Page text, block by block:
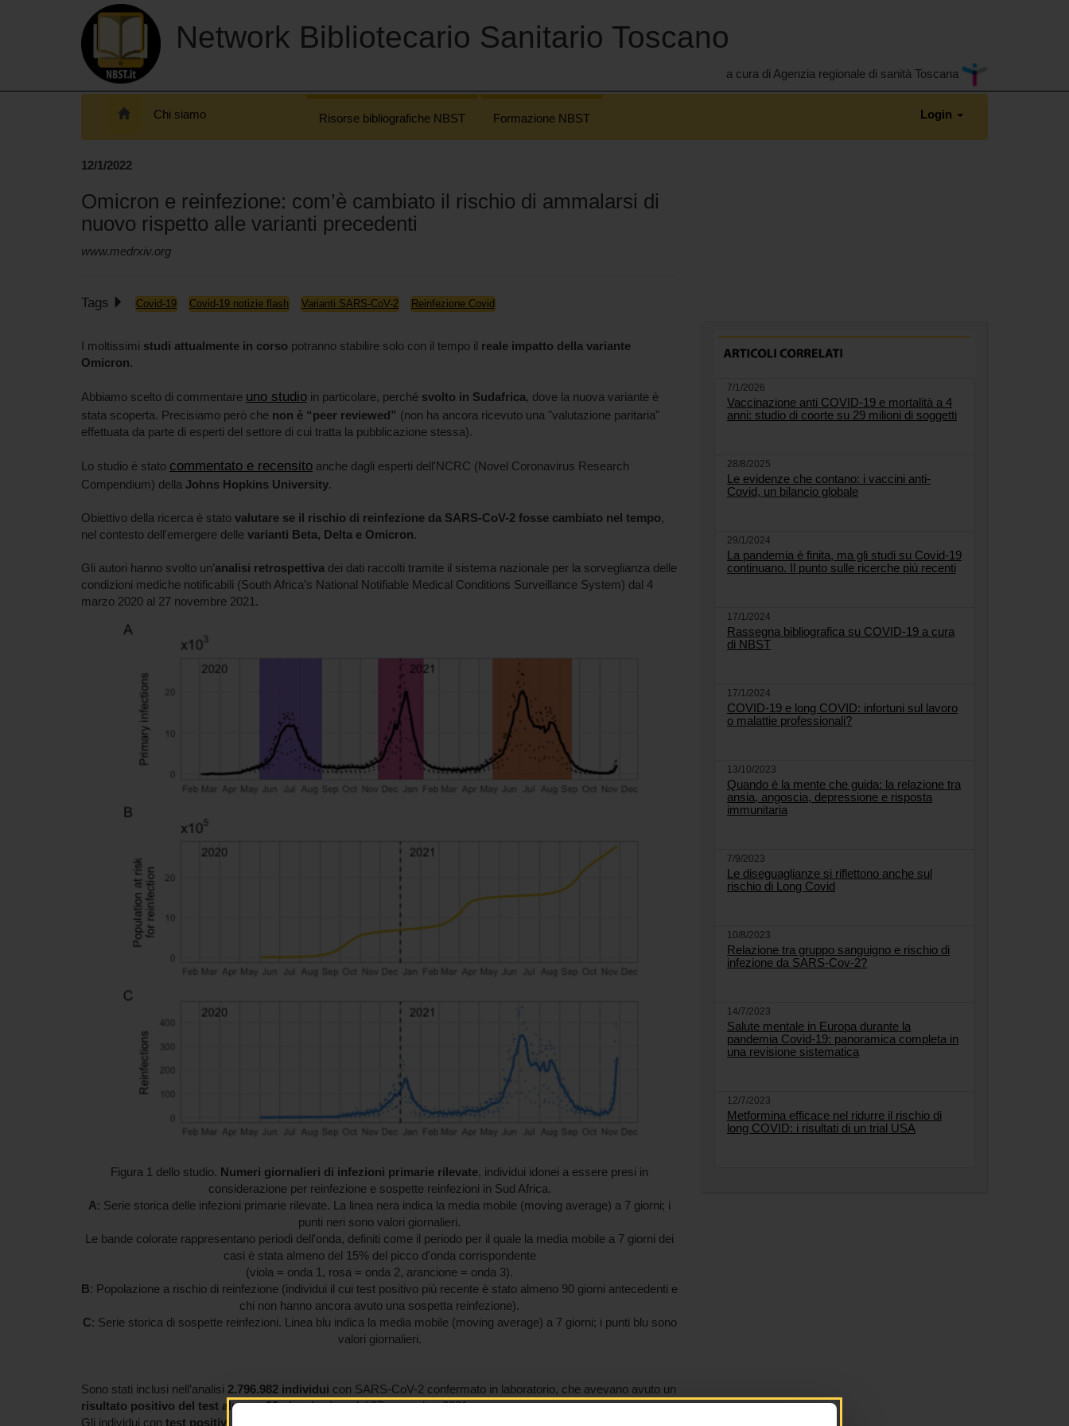
Network Bibliotecario Sanitario Toscano
a cura di Agenzia regionale di sanità Toscana
Chi siamo Risorse bibliografiche NBST Formazione NBST Login
12/1/2022
Omicron e reinfezione: com’è cambiato il rischio di ammalarsi di
nuovo rispetto alle varianti precedenti
www.medrxiv.org
Tags Covid-19 Covid-19 notizie flash Varianti SARS-CoV-2 Reinfezione Covid
I moltissimi studi attualmente in corso potranno stabilire solo con il tempo il reale impatto della variante
Omicron.
Abbiamo scelto di commentare uno studio in particolare, perché svolto in Sudafrica, dove la nuova variante è
stata scoperta. Precisiamo però che non è “peer reviewed” (non ha ancora ricevuto una "valutazione paritaria"
effettuata da parte di esperti del settore di cui tratta la pubblicazione stessa).
Lo studio è stato commentato e recensito anche dagli esperti dell'NCRC (Novel Coronavirus Research
Compendium) della Johns Hopkins University.
Obiettivo della ricerca è stato valutare se il rischio di reinfezione da SARS-CoV-2 fosse cambiato nel tempo,
nel contesto dell'emergere delle varianti Beta, Delta e Omicron.
Gli autori hanno svolto un’analisi retrospettiva dei dati raccolti tramite il sistema nazionale per la sorveglianza delle
condizioni mediche notificabili (South Africa’s National Notifiable Medical Conditions Surveillance System) dal 4
marzo 2020 al 27 novembre 2021.
Figura 1 dello studio. Numeri giornalieri di infezioni primarie rilevate, individui idonei a essere presi in
considerazione per reinfezione e sospette reinfezioni in Sud Africa.
A: Serie storica delle infezioni primarie rilevate. La linea nera indica la media mobile (moving average) a 7 giorni; i
punti neri sono valori giornalieri.
Le bande colorate rappresentano periodi dell'onda, definiti come il periodo per il quale la media mobile a 7 giorni dei
casi è stata almeno del 15% del picco d'onda corrispondente
(viola = onda 1, rosa = onda 2, arancione = onda 3).
B: Popolazione a rischio di reinfezione (individui il cui test positivo più recente è stato almeno 90 giorni antecedenti e
chi non hanno ancora avuto una sospetta reinfezione).
C: Serie storica di sospette reinfezioni. Linea blu indica la media mobile (moving average) a 7 giorni; i punti blu sono
valori giornalieri.
Sono stati inclusi nell’analisi 2.796.982 individui con SARS-CoV-2 confermato in laboratorio, che avevano avuto un
risultato positivo del test almeno 90 giorni primadel 27 novembre 2021.
Gli individui con test positivi sequenziali ad almeno 90 giorni di distanza
7/1/2026
Vaccinazione anti COVID-19 e mortalità a 4
anni: studio di coorte su 29 milioni di soggetti
28/8/2025
Le evidenze che contano: i vaccini anti-
Covid, un bilancio globale
29/1/2024
La pandemia è finita, ma gli studi su Covid-19
continuano. Il punto sulle ricerche più recenti
17/1/2024
Rassegna bibliografica su COVID-19 a cura
di NBST
17/1/2024
COVID-19 e long COVID: infortuni sul lavoro
o malattie professionali?
13/10/2023
Quando è la mente che guida: la relazione tra
ansia, angoscia, depressione e risposta
immunitaria
7/9/2023
Le diseguaglianze si riflettono anche sul
rischio di Long Covid
10/8/2023
Relazione tra gruppo sanguigno e rischio di
infezione da SARS-Cov-2?
14/7/2023
Salute mentale in Europa durante la
pandemia Covid-19: panoramica completa in
una revisione sistematica
12/7/2023
Metformina efficace nel ridurre il rischio di
long COVID: i risultati di un trial USA